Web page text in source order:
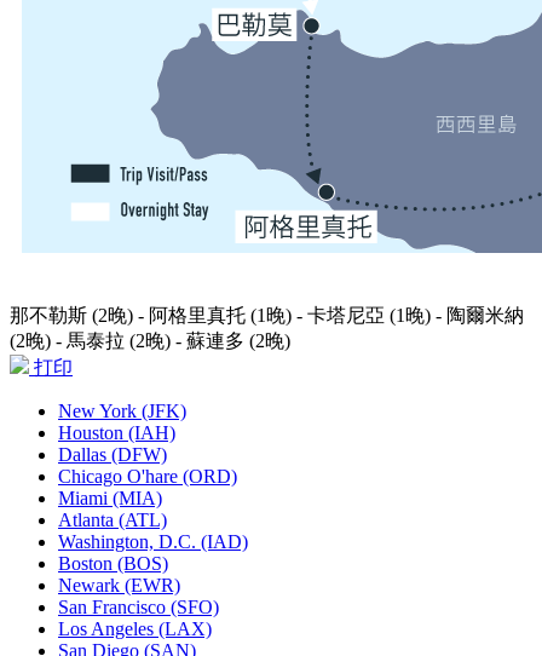
那不勒斯 (2晚) - 阿格里真托 (1晚) - 卡塔尼亞 (1晚) - 陶爾米納
(2晚) - 馬泰拉 (2晚) - 蘇連多 (2晚)
打印
New York (JFK)
Houston (IAH)
Dallas (DFW)
Chicago O'hare (ORD)
Miami (MIA)
Atlanta (ATL)
Washington, D.C. (IAD)
Boston (BOS)
Newark (EWR)
San Francisco (SFO)
Los Angeles (LAX)
San Diego (SAN)